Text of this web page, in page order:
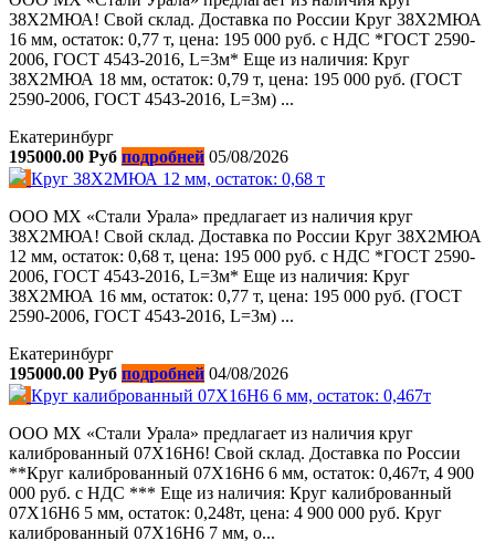
38Х2МЮА! Свой склад. Доставка по России Круг 38Х2МЮА
16 мм, остаток: 0,77 т, цена: 195 000 руб. с НДС *ГОСТ 2590-
2006, ГОСТ 4543-2016, L=3м* Еще из наличия: Круг
38Х2МЮА 18 мм, остаток: 0,79 т, цена: 195 000 руб. (ГОСТ
2590-2006, ГОСТ 4543-2016, L=3м) ...
Екатеринбург
195000.00 Руб подробней 05/08/2026
Круг 38Х2МЮА 12 мм, остаток: 0,68 т
ООО МХ «Стали Урала» предлагает из наличия круг
38Х2МЮА! Свой склад. Доставка по России Круг 38Х2МЮА
12 мм, остаток: 0,68 т, цена: 195 000 руб. с НДС *ГОСТ 2590-
2006, ГОСТ 4543-2016, L=3м* Еще из наличия: Круг
38Х2МЮА 16 мм, остаток: 0,77 т, цена: 195 000 руб. (ГОСТ
2590-2006, ГОСТ 4543-2016, L=3м) ...
Екатеринбург
195000.00 Руб подробней 04/08/2026
Круг калиброванный 07Х16Н6 6 мм, остаток: 0,467т
ООО МХ «Стали Урала» предлагает из наличия круг
калиброванный 07Х16Н6! Свой склад. Доставка по России
**Круг калиброванный 07Х16Н6 6 мм, остаток: 0,467т, 4 900
000 руб. с НДС *** Еще из наличия: Круг калиброванный
07Х16Н6 5 мм, остаток: 0,248т, цена: 4 900 000 руб. Круг
калиброванный 07Х16Н6 7 мм, о...